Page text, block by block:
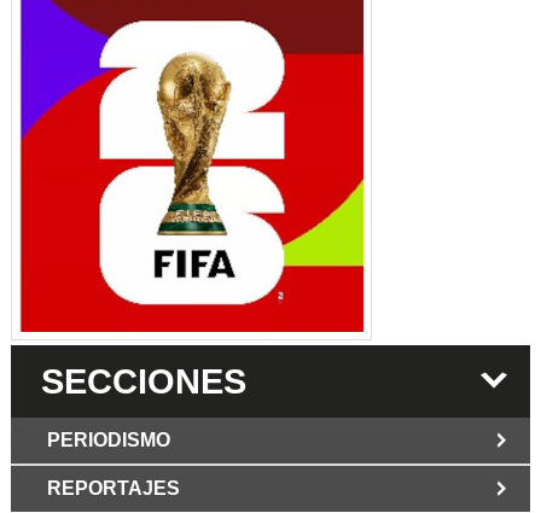
SECCIONES
PERIODISMO
Los Periodist@s
REPORTAJES